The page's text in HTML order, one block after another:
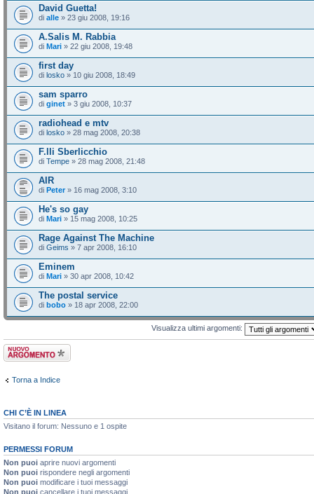
David Guetta!
di alle » 23 giu 2008, 19:16
A.Salis M. Rabbia
di Mari » 22 giu 2008, 19:48
first day
di losko » 10 giu 2008, 18:49
sam sparro
di ginet » 3 giu 2008, 10:37
radiohead e mtv
di losko » 28 mag 2008, 20:38
F.lli Sberlicchio
di Tempe » 28 mag 2008, 21:48
AIR
di Peter » 16 mag 2008, 3:10
He's so gay
di Mari » 15 mag 2008, 10:25
Rage Against The Machine
di Geims » 7 apr 2008, 16:10
Eminem
di Mari » 30 apr 2008, 10:42
The postal service
di bobo » 18 apr 2008, 22:00
Visualizza ultimi argomenti:
Scrivi un nuovo
argomento
Torna a Indice
CHI C’È IN LINEA
Visitano il forum: Nessuno e 1 ospite
PERMESSI FORUM
Non puoi aprire nuovi argomenti
Non puoi rispondere negli argomenti
Non puoi modificare i tuoi messaggi
Non puoi cancellare i tuoi messaggi